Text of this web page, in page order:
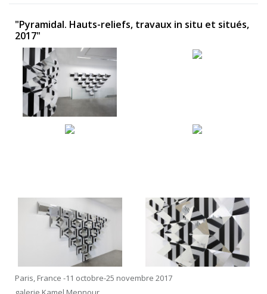
"Pyramidal. Hauts-reliefs, travaux in situ et situés,
2017"
Paris, France -11 octobre-25 novembre 2017